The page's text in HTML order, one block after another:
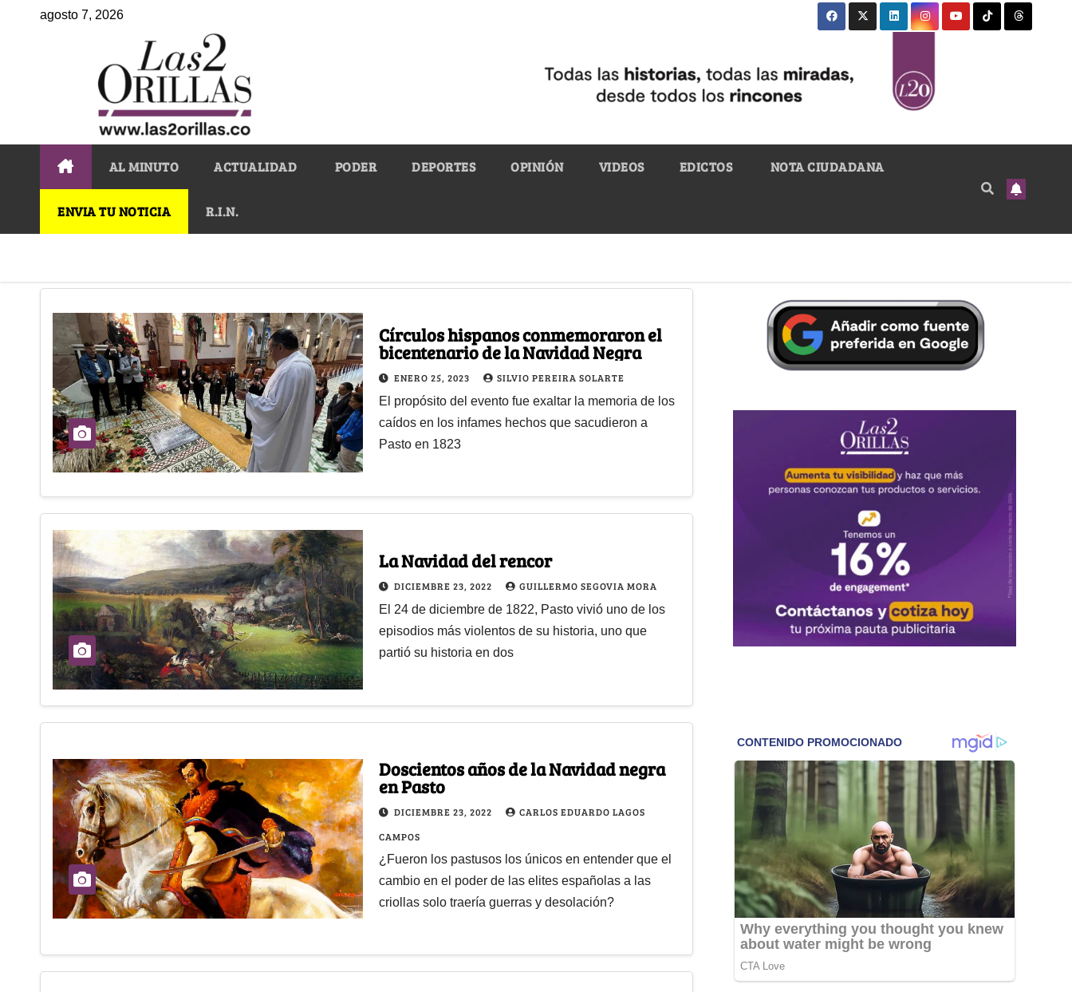
agosto 7, 2026
AL MINUTO ACTUALIDAD PODER DEPORTES OPINIÓN VIDEOS EDICTOS NOTA CIUDADANA
ENVIA TU NOTICIA R.I.N.
Círculos hispanos conmemoraron el
bicentenario de la Navidad Negra
ENERO 25, 2023 SILVIO PEREIRA SOLARTE
El propósito del evento fue exaltar la memoria de los
caídos en los infames hechos que sacudieron a
Pasto en 1823
La Navidad del rencor
DICIEMBRE 23, 2022 GUILLERMO SEGOVIA MORA
El 24 de diciembre de 1822, Pasto vivió uno de los
episodios más violentos de su historia, uno que
partió su historia en dos
Doscientos años de la Navidad negra
en Pasto
DICIEMBRE 23, 2022
CARLOS EDUARDO LAGOS
CAMPOS
¿Fueron los pastusos los únicos en entender que el
cambio en el poder de las elites españolas a las
criollas solo traería guerras y desolación?